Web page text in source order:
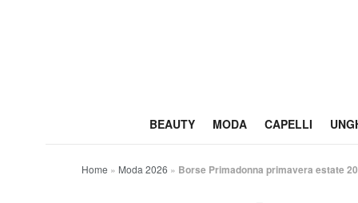
BEAUTY MODA CAPELLI
Home » Moda 2026 » Borse Primadonna primavera estate